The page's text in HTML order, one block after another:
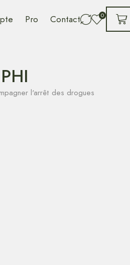
Pro Contact 0
l'arrêt des drogues